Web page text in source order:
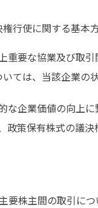
行使に関する基本方
要な協業及び取
ては、当該企業の
な企業価値の向上
策保有株式の議決
株主間の取引につ